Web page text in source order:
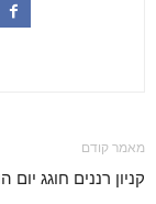
מאמר קודם
קניון רננים חוגג יום